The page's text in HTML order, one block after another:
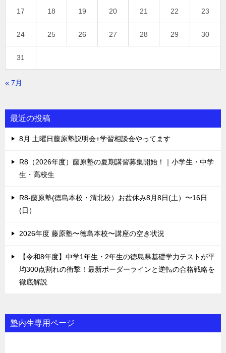
17 18 19 20 21 22 23
24 25 26 27 28 29 30
31
« 7月
最近の投稿
8月 土曜日藤原塾説明会+学習相談会やってます
R8（2026年度）藤原塾の夏期講習募集開始！｜小学生・中学
生・高校生
R8-藤原塾(徳島本校・渭北校）お盆休み8月8日(土）〜16日
(日）
2026年度 藤原塾〜徳島本校〜講座の空き状況
【令和8年度】中学1年生・2年生の徳島県基礎学力テストが平
均300点割れの衝撃！最新ボーダーラインと逆転の合格戦略を
徹底解説
塾内生専用ページ